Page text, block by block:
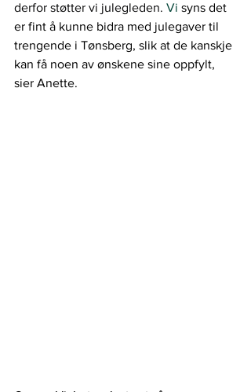
derfor støtter vi julegleden. Vi syns det
er fint å kunne bidra med julegaver til
trengende i Tønsberg, slik at de kanskje
kan få noen av ønskene sine oppfylt,
sier Anette.